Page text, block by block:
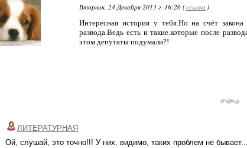
Вторник, 24 Декабря 2013 г. 16:26 (ссылка )
Интересная история у тебя.Но на счёт
развода.Ведь есть и такие.которые после
этом депутаты подумали?!
ЛИТЕРАТУРНАЯ
Ой, слушай, это точно!!! У них, видимо, таких проблем не